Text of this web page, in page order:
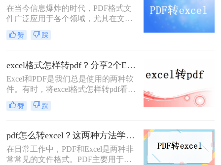
在当今信息爆炸的时代，PDF格式文
件广泛应用于各个领域，尤其在文件
传输和存储方面具有独特的优势。然
而，在处理数据时，我们经常会遇到
Excel，可以方便我们编辑和分析数
据，提高工作效率。那么如何pdf转
excel呢？本文将介绍一些常见的PDF
转Excel的方法和工具，以帮助您实现
无缝转换和高效办公。
赞 踩
excel格式怎样转pdf？分享2个Excel转PDF格式的方法
Excel和PDF是我们总是使用的两种软
件。有时，将excel格式怎样转pdf看起
来更方便、更简单。那么excel格式怎
样转pdf呢？下面就来给大家介绍一
那么不妨跟着来看一下，保证很快就
能学会。
赞 踩
pdf怎么转excel？这两种方法学习一下！
在日常工作中，PDF和Excel是两种非
常常见的文件格式。PDF主要用于文